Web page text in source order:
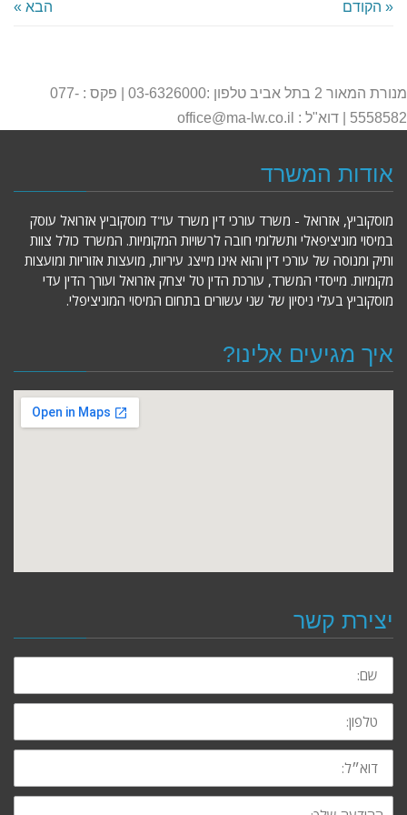
« הקודם הבא »
מנורת המאור 2 בתל אביב טלפון :03-6326000 | פקס : 077-
5558582 | דוא"ל : office@ma-lw.co.il
אודות המשרד
מוסקוביץ, אזרואל - משרד עורכי דין משרד עו"ד מוסקוביץ אזרואל עוסק
במיסוי מוניציפאלי ותשלומי חובה לרשויות המקומיות. המשרד כולל צוות
ותיק ומנוסה של עורכי דין והוא אינו מייצג עיריות, מועצות אזוריות ומועצות
מקומיות. מייסדי המשרד, עורכת הדין טל יצחק אזרואל ועורך הדין עדי
מוסקוביץ בעלי ניסיון של שני עשורים בתחום המיסוי המוניציפלי.
איך מגיעים אלינו?
יצירת קשר
שם:
טלפון:
דוא״ל:
ההודעה